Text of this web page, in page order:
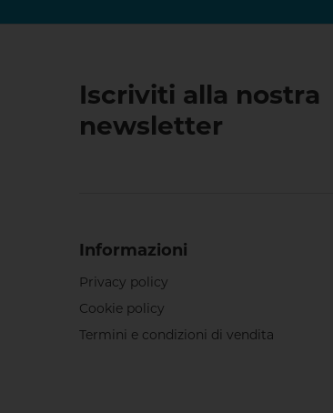
Iscriviti alla nostra
newsletter
Informazioni
Privacy policy
Cookie policy
Termini e condizioni di vendita